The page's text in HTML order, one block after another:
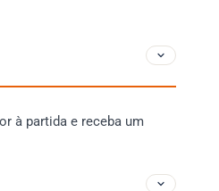
à partida e receba um